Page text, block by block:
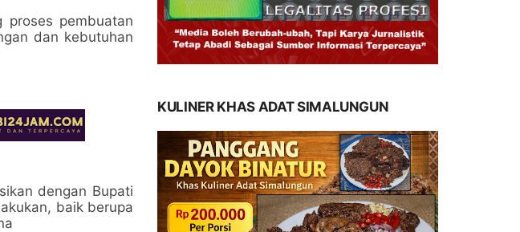
proses pembuatan
dan kebutuhan
dengan Bupati
baik berupa
KULINER KHAS ADAT SIMALUNGUN